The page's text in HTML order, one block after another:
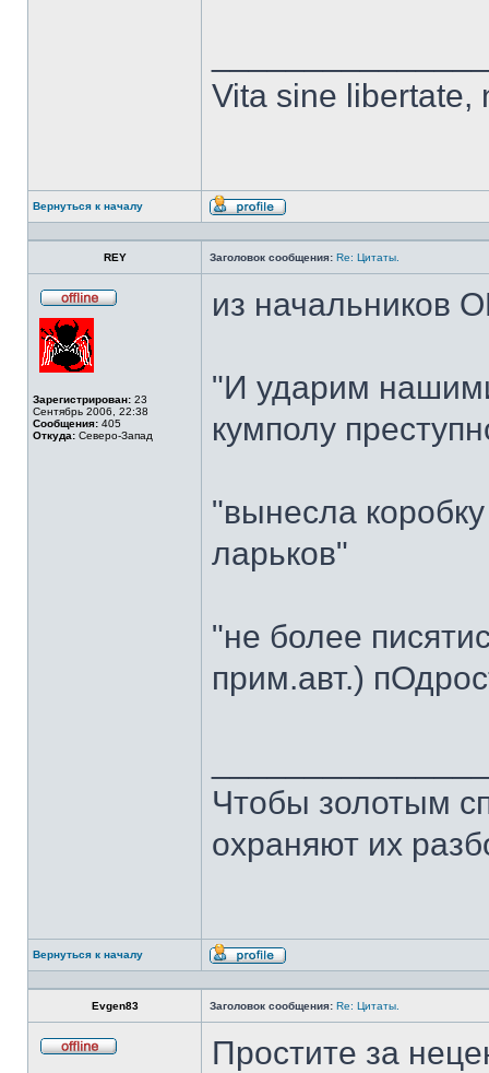
Vita sine libertate,
Вернуться к началу
Профиль
REY Заголовок сообщения: Re: Цитаты.
Зарегистрирован: 23
Сентябрь 2006, 22:38
Сообщения: 405
Откуда: Северо-Запад
из начальников
"И ударим
кумполу
"вынесла
ларьков"
"не более
прим.авт.)
Чтобы золотым
охраняют их
Вернуться к началу
Профиль
Evgen83 Заголовок сообщения: Re: Цитаты.
Простите за